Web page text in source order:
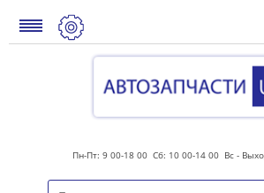
Пн-Пт: 9 00-18 00 Сб: 10 00-14 00 Вс -